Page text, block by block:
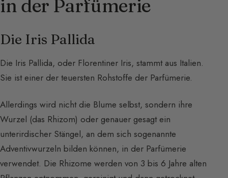
in der Parfümerie
Die Iris Pallida
Die Iris Pallida, oder Florentiner Iris, stammt aus Italien.
Sie ist einer der teuersten Rohstoffe der Parfümerie.
Allerdings wird nicht die Blume selbst, sondern ihre
Wurzel (das Rhizom) oder genauer gesagt ein
unterirdischer Stängel, an dem sich sogenannte
Adventivwurzeln bilden können, in der Parfümerie
verwendet. Die Rhizome werden von 3 bis 6 Jahre alten